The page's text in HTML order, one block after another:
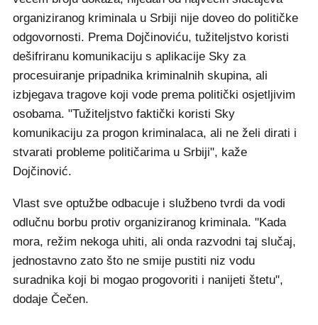
organiziranog kriminala u Srbiji nije doveo do političke
odgovornosti. Prema Dojčinoviću, tužiteljstvo koristi
dešifriranu komunikaciju s aplikacije Sky za
procesuiranje pripadnika kriminalnih skupina, ali
izbjegava tragove koji vode prema politički osjetljivim
osobama. "Tužiteljstvo faktički koristi Sky
komunikaciju za progon kriminalaca, ali ne želi dirati i
stvarati probleme političarima u Srbiji", kaže
Dojčinović.
Vlast sve optužbe odbacuje i službeno tvrdi da vodi
odlučnu borbu protiv organiziranog kriminala. "Kada
mora, režim nekoga uhiti, ali onda razvodni taj slučaj,
jednostavno zato što ne smije pustiti niz vodu
suradnika koji bi mogao progovoriti i nanijeti štetu",
dodaje Čečen.